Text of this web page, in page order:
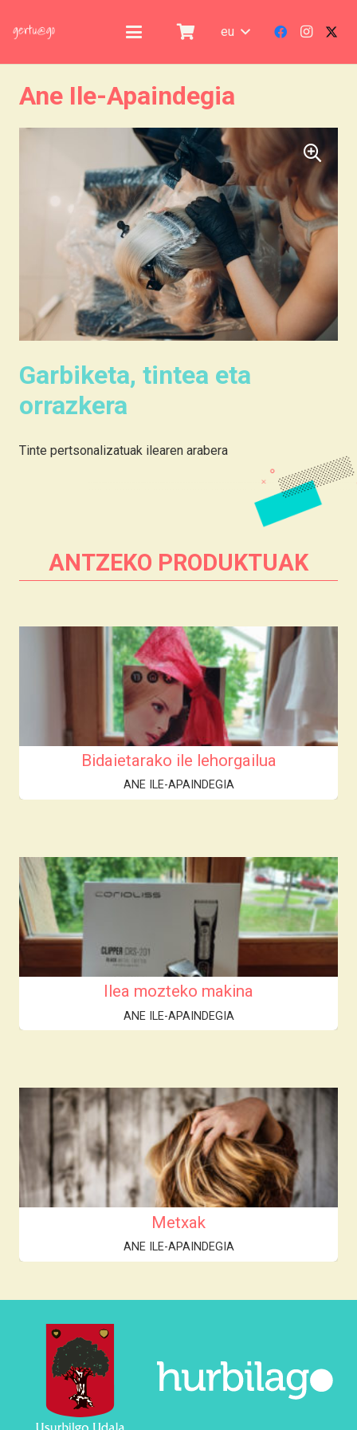
eu
Ane Ile-Apaindegia
Garbiketa, tintea eta
orrazkera
Tinte pertsonalizatuak ilearen arabera
ANTZEKO PRODUKTUAK
Bidaietarako ile lehorgailua
ANE ILE-APAINDEGIA
Ilea mozteko makina
ANE ILE-APAINDEGIA
Metxak
ANE ILE-APAINDEGIA